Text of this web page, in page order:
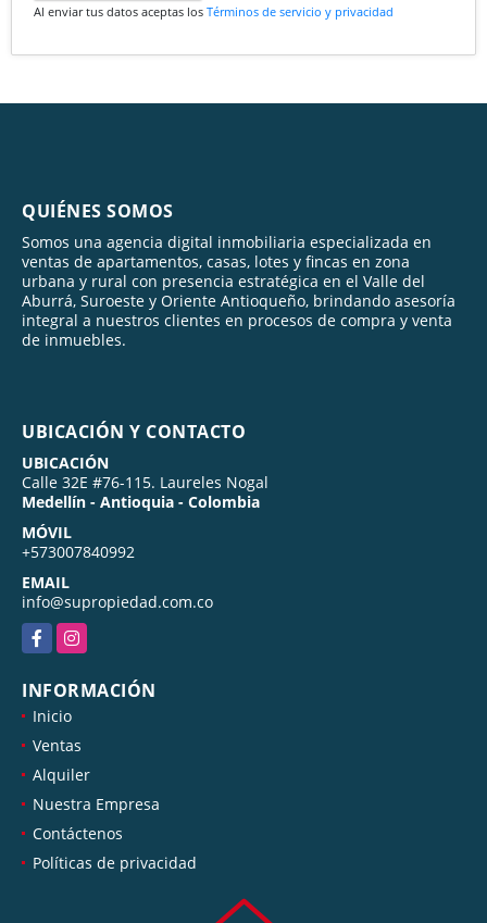
Al enviar tus datos aceptas los Términos de servicio y privacidad
QUIÉNES SOMOS
Somos una agencia digital inmobiliaria especializada en
ventas de apartamentos, casas, lotes y fincas en zona
urbana y rural con presencia estratégica en el Valle del
Aburrá, Suroeste y Oriente Antioqueño, brindando asesoría
integral a nuestros clientes en procesos de compra y venta
de inmuebles.
UBICACIÓN Y CONTACTO
UBICACIÓN
Calle 32E #76-115. Laureles Nogal
Medellín - Antioquia - Colombia
MÓVIL
+573007840992
EMAIL
info@supropiedad.com.co
FacebookInstagram
INFORMACIÓN
Inicio
Ventas
Alquiler
Nuestra Empresa
Contáctenos
Políticas de privacidad